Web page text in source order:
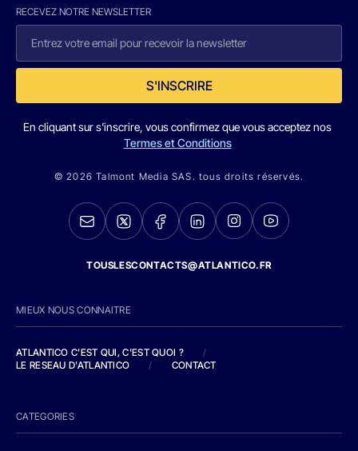
RECEVEZ NOTRE NEWSLETTER
S'INSCRIRE
En cliquant sur s'inscrire, vous confirmez que vous acceptez nos
Termes et Conditions
© 2026 Talmont Media SAS. tous droits réservés.
TOUSLESCONTACTS@ATLANTICO.FR
MIEUX NOUS CONNAITRE
ATLANTICO C'EST QUI, C'EST QUOI ?
/
LE RESEAU D'ATLANTICO
/ CONTACT
CATEGORIES